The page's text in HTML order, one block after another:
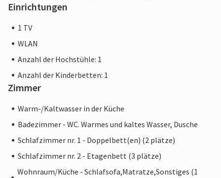
Einrichtungen
1 TV
WLAN
Anzahl der Hochstühle: 1
Anzahl der Kinderbetten: 1
Zimmer
Warm-/Kaltwasser in der Küche
Badezimmer - WC. Warmes und kaltes Wasser, Dusche
Schlafzimmer nr. 1 - Doppelbett(en) (2 plätze)
Schlafzimmer nr. 2 - Etagenbett (3 plätze)
Wohnraum/Küche - Schlafsofa,Matratze,Sonstiges (1